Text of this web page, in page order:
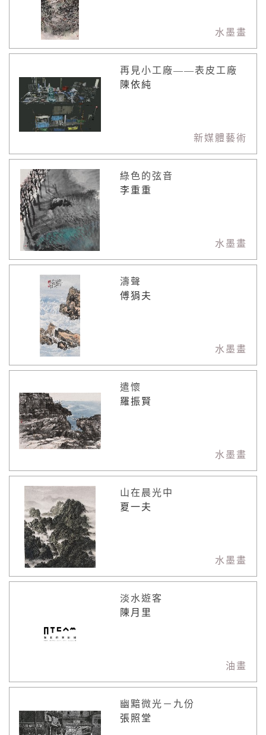
水墨畫
再見小工廠——表皮工廠
陳依純
新媒體藝術
綠色的弦音
李重重
水墨畫
濤聲
傅狷夫
水墨畫
遣懷
羅振賢
水墨畫
山在晨光中
夏一夫
水墨畫
淡水遊客
陳月里
油畫
幽黯微光－九份
張照堂